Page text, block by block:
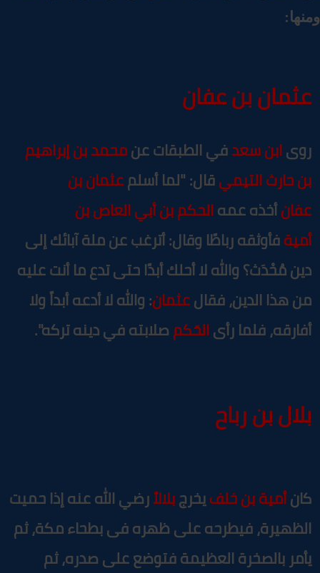
بن عفان
ابن سعدفي الطبقات عنمحمد بن إبراهيم
حارث التيميقال: "لما أسلمعثمان بن
أخذه عمهالحكم بن أبي العاص بن
فأوثقه رباطًا وقال: أترغب عن ملة آبائك إلى
مُحْدَث؟ والله لا أحلك أبدًا حتى تدع ما أنت عليه
هذا الدين، فقالعثمان: والله لا أدعه أبداً ولا
فلما رأىالحَكمصلابته في دينه تركه".
بن رباح
أمية بن خلفيخرجبلالاًرضي الله عنه إذا حميت
فيطرحه على ظهره فى بطحاء مكة، ثم
بالصخرة العظيمة فتوضع على صدره، ثم